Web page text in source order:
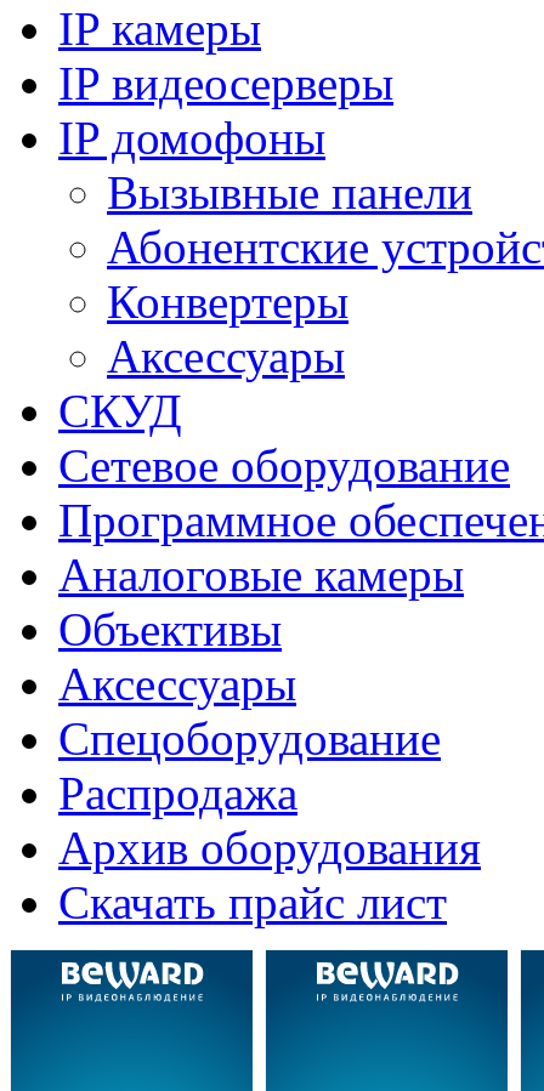
IP камеры
IP видеосерверы
IP домофоны
Вызывные панели
Абонентские
Конвертеры
Аксессуары
СКУД
Сетевое оборудование
Программное
Аналоговые камеры
Объективы
Аксессуары
Спецоборудование
Распродажа
Архив оборудования
Скачать прайс лист